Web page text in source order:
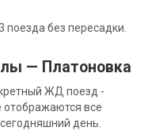
поезда без пересадки.
— Платоновка
ЖД поезд -
отображаются все
день.